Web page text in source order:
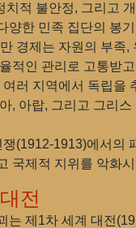
치적 불안정, 그리고
양한 민족 집단의 봉
경제는 자원의 부족,
적인 관리로 고통받
러 지역에서 독립을
, 아랍, 그리고 그리
쟁(1912-1913)에서의
국제적 지위를 악화
전
는 제1차 세계 대전